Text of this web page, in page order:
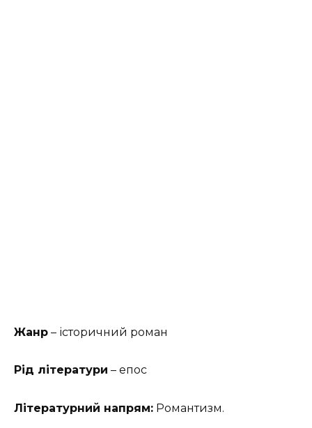
Жанр – історичний роман
Рід літератури – епос
Літературний напрям: Романтизм.